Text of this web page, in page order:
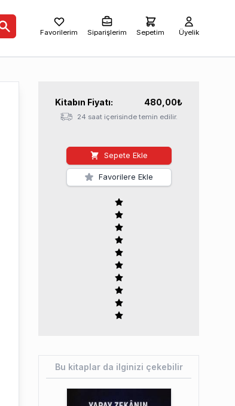
Favorilerim Siparişlerim Sepetim Üyelik
Kitabın Fiyatı: 480,00₺
24 saat içerisinde temin edilir.
Sepete Ekle
Favorilere Ekle
Bu kitaplar da ilginizi çekebilir